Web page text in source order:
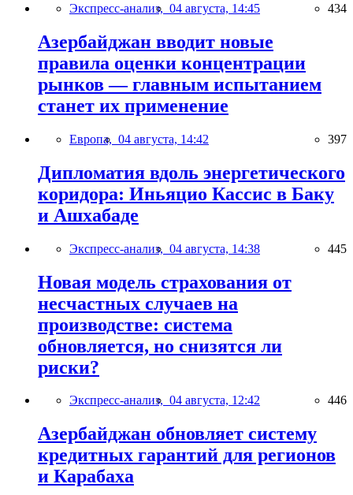
Экспресс-анализ, 04 августа, 14:45 434
Азербайджан вводит новые
правила оценки концентрации
рынков — главным испытанием
станет их применение
Европа, 04 августа, 14:42 397
Дипломатия вдоль энергетического
коридора: Иньяцио Кассис в Баку
и Ашхабаде
Экспресс-анализ, 04 августа, 14:38 445
Новая модель страхования от
несчастных случаев на
производстве: система
обновляется, но снизятся ли
риски?
Экспресс-анализ, 04 августа, 12:42 446
Азербайджан обновляет систему
кредитных гарантий для регионов
и Карабаха